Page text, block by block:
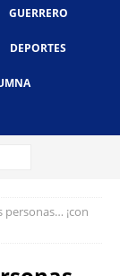
GUERRERO
DEPORTES
¡con